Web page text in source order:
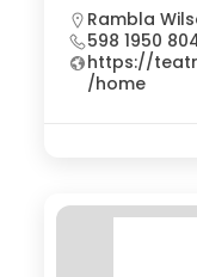
Rambla
598 1950
https://
/home